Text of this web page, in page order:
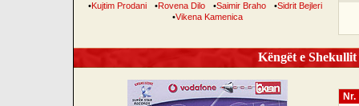
•Kujtim Prodani •Rovena Dilo •Saimir Braho •Sidrit Bejleri
•Vikena Kamenica
Këngët e
Nr.